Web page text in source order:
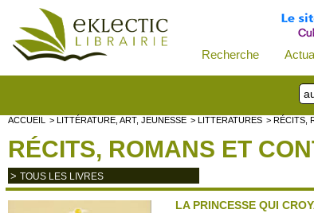
Recherche
ACCUEIL > LITTÉRATURE, ART, JEUNESSE > LITTERATURES > RÉCITS,
RÉCITS, ROMANS ET
> TOUS LES LIVRES
LA PRINCESSE QUI